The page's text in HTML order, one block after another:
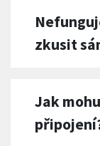
zkusit
Jak